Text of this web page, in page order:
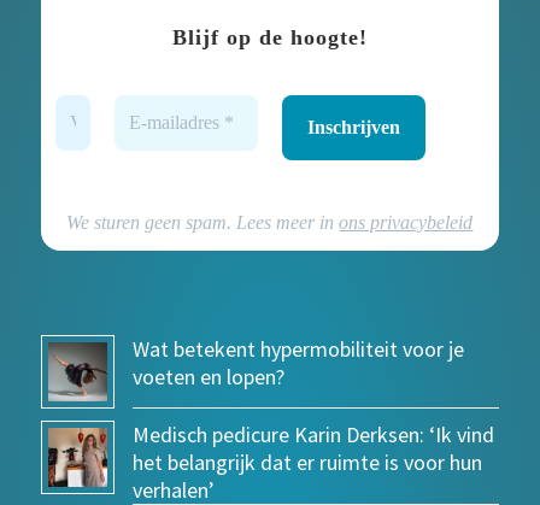
Blijf op de hoogte!
We sturen geen spam. Lees meer inons privacybeleid
Wat betekent hypermobiliteit voor je
voeten en lopen?
Medisch pedicure Karin Derksen: ‘Ik vind
het belangrijk dat er ruimte is voor hun
verhalen’